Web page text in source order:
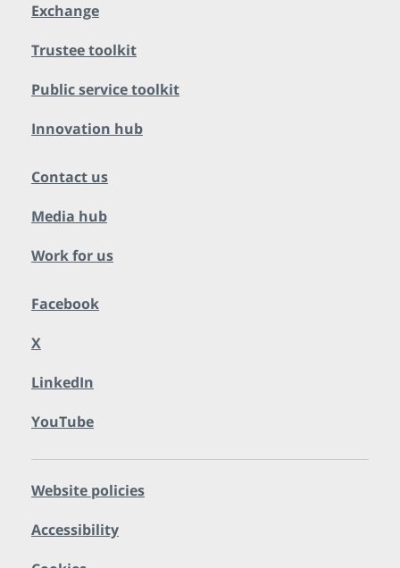
Exchange
Trustee toolkit
Public service toolkit
Innovation hub
Contact us
Media hub
Work for us
Facebook
X
LinkedIn
YouTube
Website policies
Accessibility